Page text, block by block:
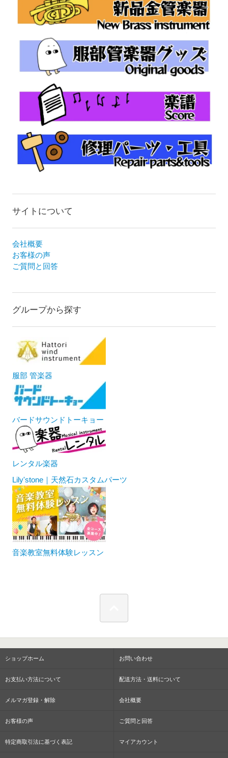
サイトについて
会社概要
お客様の声
ご質問と回答
グループから探す
服部 管楽器
バードサウンドトーキョー
レンタル楽器
Lily'stone｜天然石カスタムパーツ
音楽教室無料体験レッスン
ショップホーム お問い合わせ
お支払い方法について 配送方法・送料について
メルマガ登録・解除 会社概要
お客様の声 ご質問と回答
特定商取引法に基づく表記 マイアカウント